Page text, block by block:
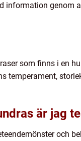
information genom
som finns i en
temperament,
är jag
och